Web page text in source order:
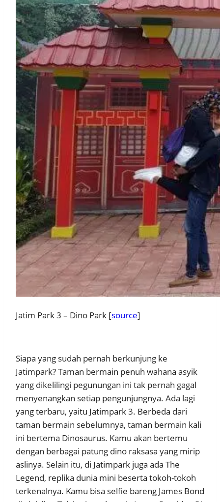
Jatim Park 3 – Dino Park [source]
Siapa yang sudah pernah berkunjung ke
Jatimpark? Taman bermain penuh wahana asyik
yang dikelilingi pegunungan ini tak pernah gagal
menyenangkan setiap pengunjungnya. Ada lagi
yang terbaru, yaitu Jatimpark 3. Berbeda dari
taman bermain sebelumnya, taman bermain kali
ini bertema Dinosaurus. Kamu akan bertemu
dengan berbagai patung dino raksasa yang mirip
aslinya. Selain itu, di Jatimpark juga ada The
Legend, replika dunia mini beserta tokoh-tokoh
terkenalnya. Kamu bisa selfie bareng James Bond